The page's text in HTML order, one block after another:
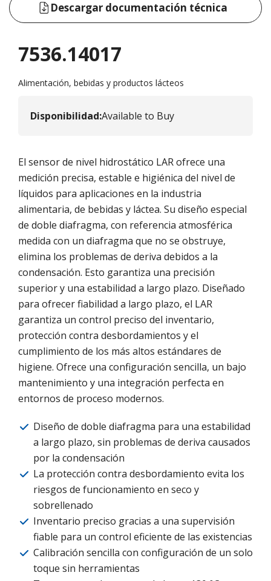
Descargar documentación técnica
7536.14017
Alimentación, bebidas y productos lácteos
Disponibilidad:Available to Buy
El sensor de nivel hidrostático LAR ofrece una
medición precisa, estable e higiénica del nivel de
líquidos para aplicaciones en la industria
alimentaria, de bebidas y láctea. Su diseño especial
de doble diafragma, con referencia atmosférica
medida con un diafragma que no se obstruye,
elimina los problemas de deriva debidos a la
condensación. Esto garantiza una precisión
superior y una estabilidad a largo plazo. Diseñado
para ofrecer fiabilidad a largo plazo, el LAR
garantiza un control preciso del inventario,
protección contra desbordamientos y el
cumplimiento de los más altos estándares de
higiene. Ofrece una configuración sencilla, un bajo
mantenimiento y una integración perfecta en
entornos de proceso modernos.
Diseño de doble diafragma para una estabilidad
a largo plazo, sin problemas de deriva causados
por la condensación
La protección contra desbordamiento evita los
riesgos de funcionamiento en seco y
sobrellenado
Inventario preciso gracias a una supervisión
fiable para un control eficiente de las existencias
Calibración sencilla con configuración de un solo
toque sin herramientas